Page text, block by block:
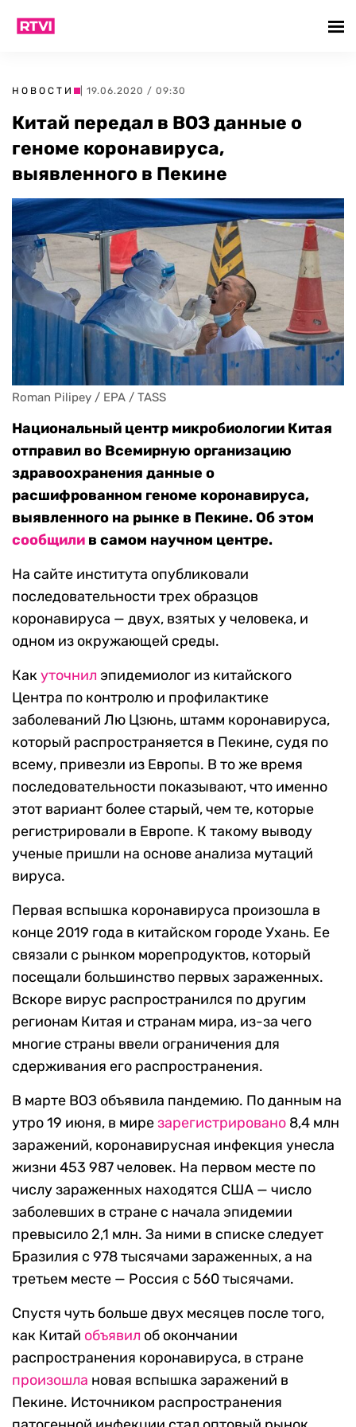
НОВОСТИ | 19.06.2020 / 09:30
Китай передал в ВОЗ данные о
геноме коронавируса,
выявленного в Пекине
Roman Pilipey / EPA / TASS
Национальный центр микробиологии Китая
отправил во Всемирную организацию
здравоохранения данные о
расшифрованном геноме коронавируса,
выявленного на рынке в Пекине. Об этом
сообщили в самом научном центре.
На сайте института опубликовали
последовательности трех образцов
коронавируса — двух, взятых у человека, и
одном из окружающей среды.
Какуточнил эпидемиолог из китайского
Центра по контролю и профилактике
заболеваний Лю Цзюнь, штамм коронавируса,
который распространяется в Пекине, судя по
всему, привезли из Европы. В то же время
последовательности показывают, что именно
этот вариант более старый, чем те, которые
регистрировали в Европе. К такому выводу
ученые пришли на основе анализа мутаций
вируса.
Первая вспышка коронавируса произошла в
конце 2019 года в китайском городе Ухань. Ее
связали с рынком морепродуктов, который
посещали большинство первых зараженных.
Вскоре вирус распространился по другим
регионам Китая и странам мира, из-за чего
многие страны ввели ограничения для
сдерживания его распространения.
В марте ВОЗ объявила пандемию. По данным на
утро 19 июня, в мирезарегистрировано 8,4 млн
заражений, коронавирусная инфекция унесла
жизни 453 987 человек. На первом месте по
числу зараженных находятся США — число
заболевших в стране с начала эпидемии
превысило 2,1 млн. За ними в списке следует
Бразилия с 978 тысячами зараженных, а на
третьем месте — Россия с 560 тысячами.
Спустя чуть больше двух месяцев после того,
как Китай объявил об окончании
распространения коронавируса, в стране
произошла новая вспышка заражений в
Пекине. Источником распространения